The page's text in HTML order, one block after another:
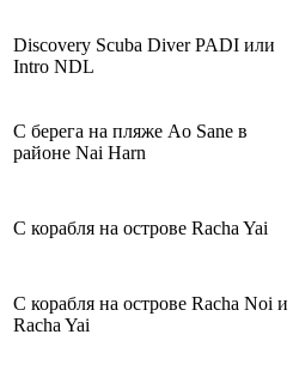
Discovery Scuba Diver PADI или
Intro NDL
С берега на пляже Ao Sane в
районе Nai Harn
С корабля на острове Racha Yai
С корабля на острове Racha Noi и
Racha Yai